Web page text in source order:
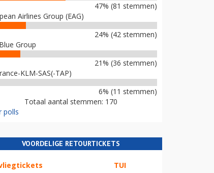
47% (81 stemmen)
Airlines Group (EAG)
24% (42 stemmen)
Group
21% (36 stemmen)
KLM-SAS(-TAP)
6% (11 stemmen)
Totaal aantal stemmen: 170
polls
VOORDELIGE RETOURTICKETS
TUI